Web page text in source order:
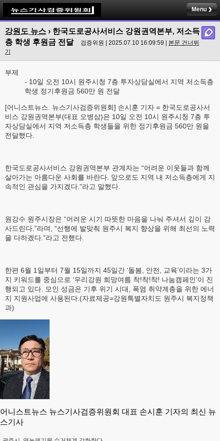
Menu
강원도 뉴스 › 한국도로공사서비스 강원권역본부, 저소득
층 학생 후원금 전달
검증위원 | 2025.07.10 16:09:59 | 본문 건너뛰
기
부제
- 10일 오전 10시 원주시청 7층 투자상담실에서 지역 저소득층
학생 정기후원금 560만 원 전달
[어니스트뉴스. 뉴스기사검증위원회] 손시훈 기자 = 한국도로공사서
비스 강원권역본부(대표 오병삼)은 10일 오전 10시 원주시청 7층 투
자상담실에서 지역 저소득층 학생들을 위한 정기후원금 560만 원을
전달했다.
한국도로공사서비스 강원권역본부 관계자는 “어려운 이웃들과 함께
살아가는 아름다운 사회를 바란다. 앞으로도 지역 내 저소득층에게 지
속적인 관심을 가지겠다.”라고 말했다.
원강수 원주시장은 “어려운 시기 따뜻한 마음을 나눠 주셔서 깊이 감
사드린다.”라며, “선행에 발맞춰 원주시 복지 향상을 위해 최선의 노력
을 다하겠다.”라고 전했다.
한편 6월 1일부터 7월 15일까지 45일간 ‘돌봄, 안전, 교육’이라는 3가
지 키워드를 중심으로 ‘우리강원 희망여름 착!착!착! 나눔캠페인’이 진
행되고 있다. 모인 성금은 기후 위기 시대, 폭염 취약계층을 위한 에너
지 지원사업에 사용된다.(자료제공=강원특별자치도 원주시 복지정책
과)
어니스트뉴스 뉴스기사검증위원회 대표 손시훈 기자의 최신 뉴
스기사